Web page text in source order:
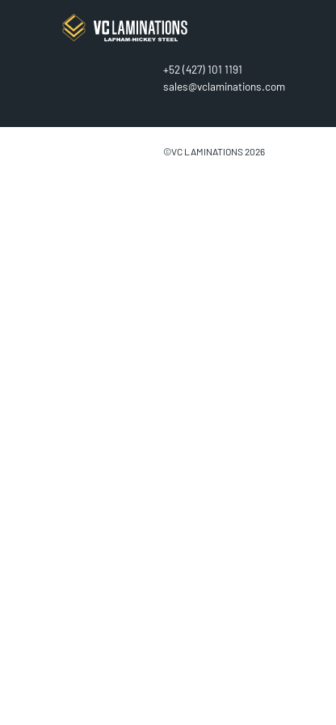
CONTACT
+52 (427) 101 1191
sales@vclaminations.com
©VC LAMINATIONS 2026